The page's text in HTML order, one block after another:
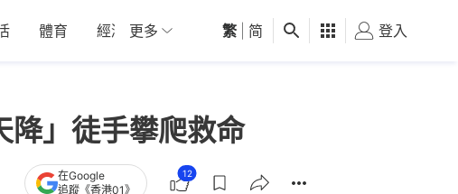
體育 經濟 01深圳 觀點 健康 好食玩飛
更多 繁 简 登入
」徒手攀爬救命
在Google
追蹤《香港01》
12